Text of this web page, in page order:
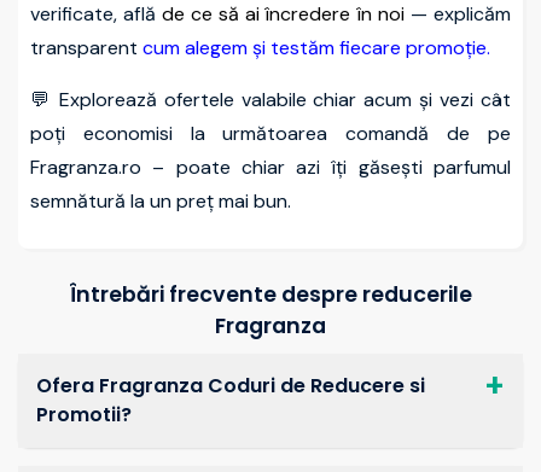
verificate, află de ce să ai încredere în noi — explicăm
transparent cum alegem și testăm fiecare promoție.
💬 Explorează ofertele valabile chiar acum și vezi cât
poți economisi la următoarea comandă de pe
Fragranza.ro – poate chiar azi îți găsești parfumul
semnătură la un preț mai bun.
Întrebări frecvente despre reducerile
Fragranza
Ofera Fragranza Coduri de Reducere si
Promotii?